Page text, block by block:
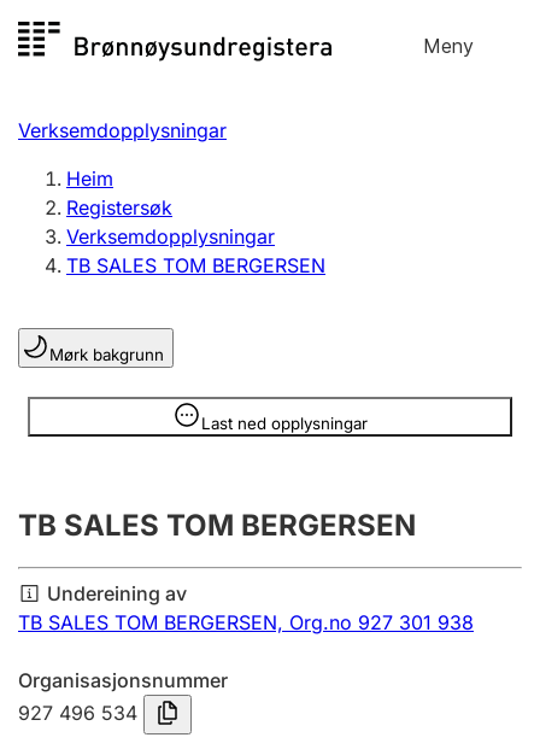
til
Meny
Registersøk
Aksjeselskap
Enkeltpersonføretak
Registrere, endre, slette
Lag og foreining
Registrere, endre, slette
Årsrekneskap
Innsending og forseinkingsgebyr
Tinglysing
Verksemdopplysningar
Heim
Registersøk
Verksemdopplysningar
TB SALES TOM BERGERSEN
Mørk bakgrunn
Last ned opplysningar
Opplysninger er skjult
TB SALES TOM BERGERSEN
Undereining av
TB SALES TOM BERGERSEN, Org.no 927 301 938
Organisasjonsnummer
927 496 534